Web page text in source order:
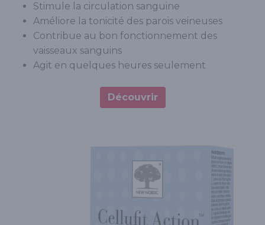
Stimule la circulation sanguine
Améliore la tonicité des parois veineuses
Contribue au bon fonctionnement des
vaisseaux sanguins
Agit en quelques heures seulement
Découvrir